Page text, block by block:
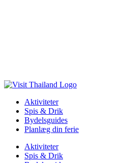
Aktiviteter
Spis & Drik
Bydelsguides
Planlæg din ferie
Aktiviteter
Spis & Drik